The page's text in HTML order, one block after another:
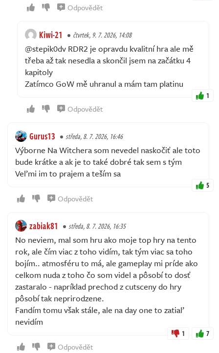
Odpovědět
Kiwi-21 čtvrtek, 9. 7. 2026, 14:08
@stepik0dv RDR2 je opravdu kvalitní hra ale mě
třeba až tak nesedla a skončil jsem na začátku 4
kapitoly
Zatímco GoW mě uhranul a mám tam platinu
1
Odpovědět
Gurus13 středa, 8. 7. 2026, 16:46
Výborne Na Witchera som nevedel naskočiť ale toto
bude krátke a ak je to také dobré tak sem s tým
Veľmi im to prajem a teším sa
5
Odpovědět
zabiak81 středa, 8. 7. 2026, 16:35
No neviem, mal som hru ako moje top hry na tento
rok, ale čím viac z toho vidím, tak tým viac sa toho
bojím.. atmosféru to má, ale gameplay mi príde ako
celkom nuda z toho čo som videl a pôsobí to dosť
zastaralo - napríklad prechod z cutsceny do hry
pôsobí tak neprirodzene.
Fandím tomu však stále, ale na day one to zatiaľ
nevidím
1 7
Odpovědět